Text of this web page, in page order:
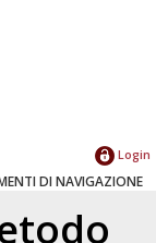
Login
DI NAVIGAZIONE